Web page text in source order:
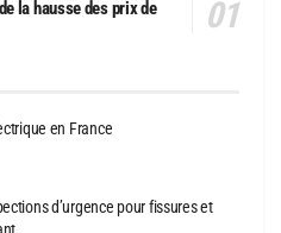
la hausse des prix de
en France
d’urgence pour fissures et